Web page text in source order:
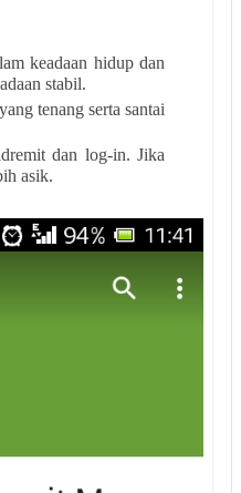
keadaan hidup dan
stabil.
tenang serta santai
dan log-in. Jika
asik.